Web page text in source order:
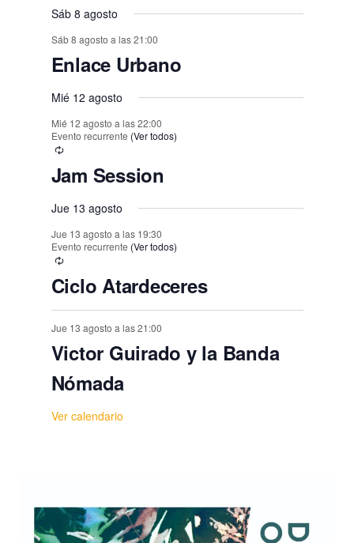
e
n
t
o
s
,
,
,
s
,
s
,
,
s
s
,
s
o
s
,
o
s
,
o
,
o
,
o
o
o
o
,
o
o
,
o
Sáb 8 agosto
Sáb 8 agosto a las 21:00
Enlace Urbano
Mié 12 agosto
Mié 12 agosto a las 22:00
Evento recurrente (Ver todos)
Jam Session
Jue 13 agosto
Jue 13 agosto a las 19:30
Evento recurrente (Ver todos)
Ciclo Atardeceres
Jue 13 agosto a las 21:00
Victor Guirado y la Banda
Nómada
Ver calendario